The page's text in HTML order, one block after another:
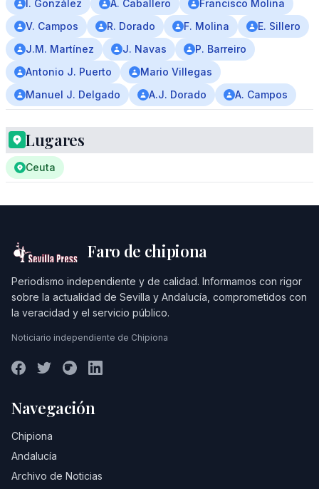
I. González
A. Caballero
Francisco Molina
V. Campos
R. Dorado F. Molina
E. Sillero
J.M. Martínez
J. Navas
P. Barreiro
Antonio J. Puerto
Mario Villegas
Manuel J. Delgado
A.J. Dorado A. Campos
Lugares
Ceuta
Faro de chipiona
Periodismo independiente y de calidad. Informamos con rigor
sobre la actualidad de Sevilla y Andalucía, comprometidos con
la veracidad y el servicio público.
Noticiario independiente de Chipiona
Navegación
Chipiona
Andalucía
Archivo de Noticias